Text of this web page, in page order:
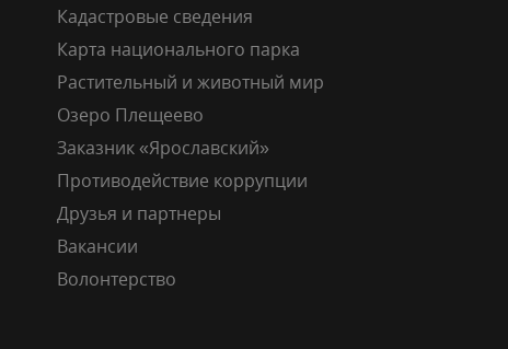
Кадастровые сведения
Карта национального парка
Растительный и животный мир
Озеро Плещеево
Заказник «Ярославский»
Противодействие коррупции
Друзья и партнеры
Вакансии
Волонтерство